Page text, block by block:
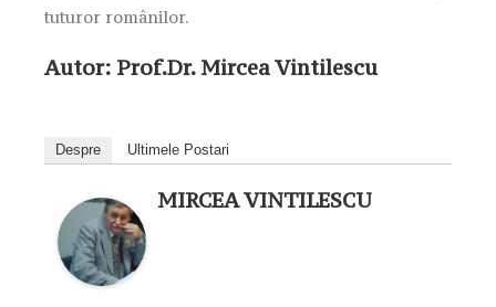
tuturor românilor.
Autor: Prof.Dr. Mircea Vintilescu
Despre Ultimele Postari
MIRCEA VINTILESCU